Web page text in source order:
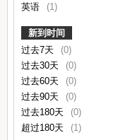
英语
(1)
新到时间
过去7天
(0)
过去30天
(0)
过去60天
(0)
过去90天
(0)
过去180天
(0)
超过180天
(1)